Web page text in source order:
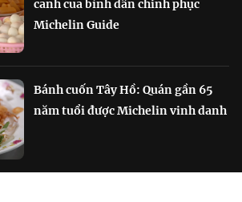
canh cua bình dân chinh phục
Michelin Guide
Bánh cuốn Tây Hồ: Quán gần 65
năm tuổi được Michelin vinh danh